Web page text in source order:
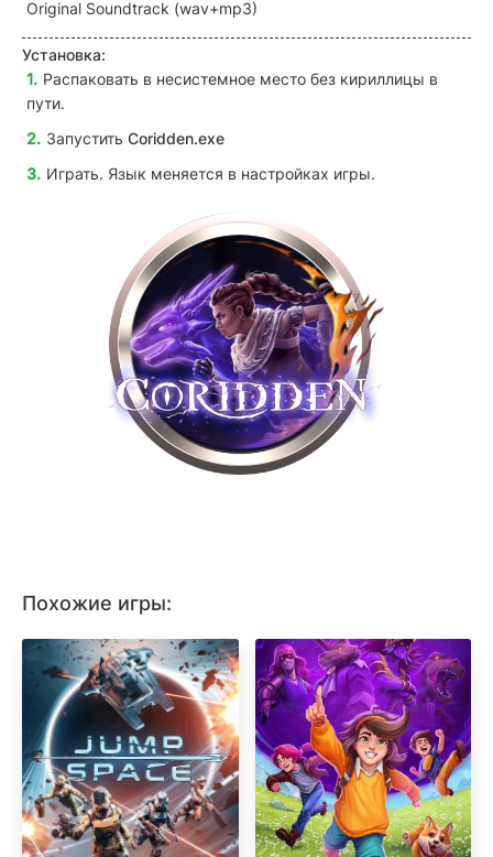
Original Soundtrack (wav+mp3)
Установка:
Распаковать в несистемное место без кириллицы в
пути.
Запустить Coridden.exe
Играть. Язык меняется в настройках игры.
Похожие игры: